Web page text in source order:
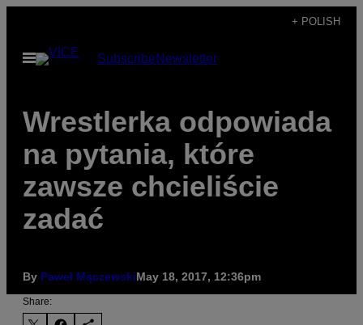
content
+ POLISH
Open
Menu
SubscribeNewsletter
Wrestlerka odpowiada
na pytania, które
zawsze chcieliście
zadać
By Paweł MączewskiMay 18, 2017, 12:36pm
Share: